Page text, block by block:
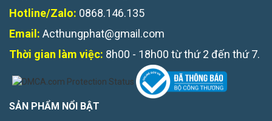
Hotline/Zalo: 0868.146.135
Email: Acthungphat@gmail.com
Thời gian làm việc: 8h00 - 18h00 từ thứ 2 đến thứ 7.
SẢN PHẨM NỔI BẬT